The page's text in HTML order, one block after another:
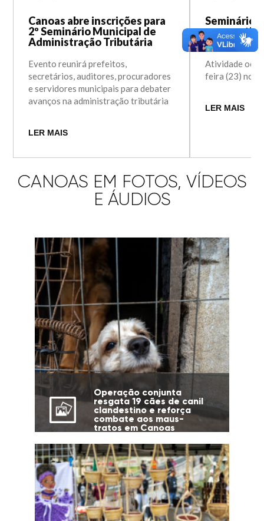
Canoas abre inscrições para
2º Seminário Municipal de
Administração Tributária
Evento reunirá prefeitos,
secretários, auditores, procuradores
e servidores municipais para debater
avanços na administração tributária
LER MAIS
Seminário
Inclusiva
Atividade
feira (23) no
LER MAIS
CANOAS EM FOTOS, VÍDEOS
E ÁUDIOS
Operação conjunta
resgata 19 cães de canil
clandestino e reforça
combate aos maus-
tratos em Canoas